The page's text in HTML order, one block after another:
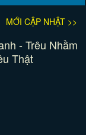
MỚI CẬP NHẬT >>
- Trêu Nhầm
Thật